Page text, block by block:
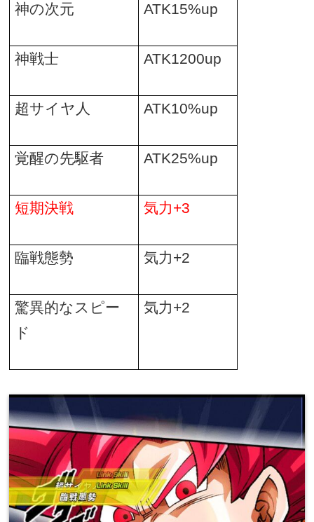
神の次元 ATK15%up
神戦士 ATK1200up
超サイヤ人 ATK10%up
覚醒の先駆者 ATK25%up
短期決戦 気力+3
臨戦態勢 気力+2
驚異的なスピー
ド
気力+2